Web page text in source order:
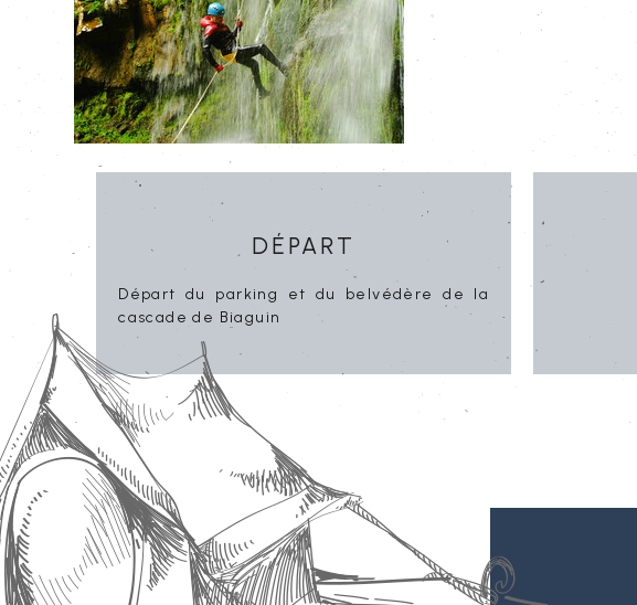
Départ
Départ du parking et du belvédère de la
cascade de Biaguin